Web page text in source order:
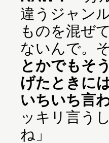
違うジャン
ものを混ぜ
ないんで。
とかでもそう
げたときに
いちいち言
ッキリ言うし
ね」